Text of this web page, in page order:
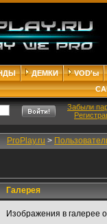
ДЕМКИ
VOD'ы
Забыли
ProPlay.ru >
Галерея
Изображения в галерее